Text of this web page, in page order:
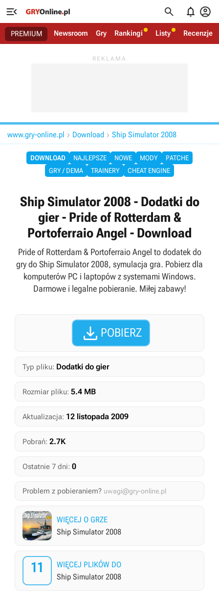
   
PREMIUM Newsroom Gry Rankingi Listy Recenzje
www.gry-online.pl  Download  Ship Simulator 2008
DOWNLOAD NAJLEPSZE NOWE MODY
PATCHE
GRY / DEMA
TRAINERY CHEAT ENGINE
Ship Simulator 2008 - Dodatki do
gier - Pride of Rotterdam &
Portoferraio Angel - Download
Pride of Rotterdam & Portoferraio Angel to dodatek do
gry do Ship Simulator 2008, symulacja gra. Pobierz dla
komputerów PC i laptopów z systemami Windows.
Darmowe i legalne pobieranie. Miłej zabawy!
 POBIERZ
Typ pliku: Dodatki do gier
Rozmiar pliku: 5.4 MB
Aktualizacja: 12 listopada 2009
Pobrań: 2.7K
Ostatnie 7 dni: 0
Problem z pobieraniem? uwagi@gry-online.pl
WIĘCEJ O GRZE
Ship Simulator 2008
11
WIĘCEJ PLIKÓW DO
Ship Simulator 2008